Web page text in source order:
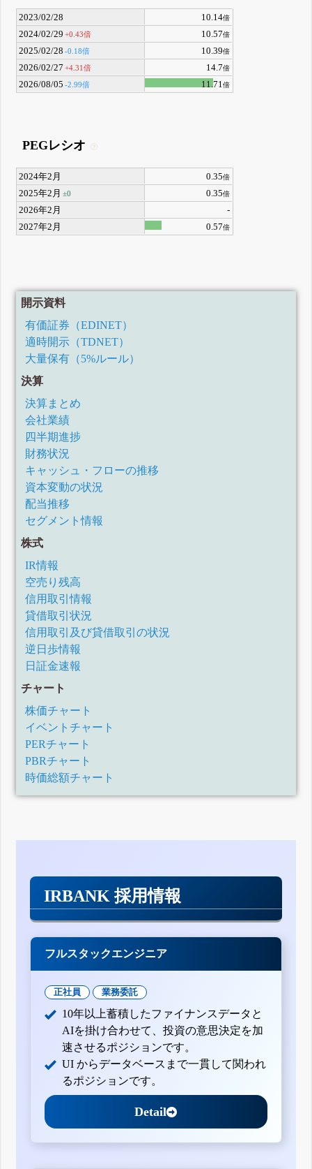
2023/02/28 10.14倍
2024/02/29 +0.43倍 10.57倍
2025/02/28 -0.18倍 10.39倍
2026/02/27 +4.31倍 14.7倍
2026/08/05 -2.99倍 11.71倍
PEGレシオ
2024年2月 0.35倍
2025年2月 ±0 0.35倍
2026年2月
-
2027年2月
0.57倍
開示資料
有価証券（EDINET）
適時開示（TDNET）
大量保有（5%ルール）
決算
決算まとめ
会社業績
四半期進捗
財務状況
キャッシュ・フローの推移
資本変動の状況
配当推移
セグメント情報
株式
IR情報
空売り残高
信用取引情報
貸借取引状況
信用取引及び貸借取引の状況
逆日歩情報
日証金速報
チャート
株価チャート
イベントチャート
PERチャート
PBRチャート
時価総額チャート
IRBANK 採用情報
フルスタックエンジニア
正社員 業務委託
10年以上蓄積したファイナンスデータと
AIを掛け合わせて、投資の意思決定を加
速させるポジションです。
UI からデータベースまで一貫して関われ
るポジションです。
Detail